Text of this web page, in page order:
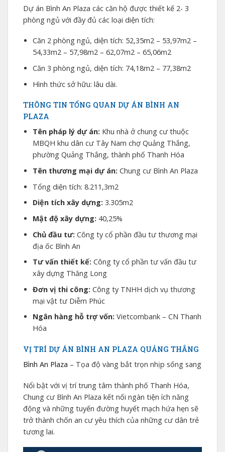
Dự án Bình An Plaza các căn hộ được thiết kế 2- 3
phòng ngủ với đầy đủ các loại diện tích:
Căn 2 phòng ngủ, diện tích: 52,35m2 – 53,97m2 –
54,33m2 – 57,98m2 – 62,07m2 – 65,06m2
Căn 3 phòng ngủ, diện tích: 74,18m2 – 77,38m2
Hình thức sở hữu: lâu dài.
THÔNG TIN TỔNG QUAN DỰ ÁN BÌNH AN
PLAZA
Tên pháp lý dự án: Khu nhà ở chung cư thuộc
MBQH khu dân cư Tây Nam chợ Quảng Thắng,
phường Quảng Thắng, thành phố Thanh Hóa
Tên thương mại dự án: Chung cư Bình An Plaza
Tổng diện tích: 8.211,3m2
Diện tích xây dựng: 3.305m2
Mật độ xây dựng: 40,25%
Chủ đầu tư: Công ty cổ phần đầu tư thương mại
địa ốc Bình An
Tư vấn thiết kế: Công ty cổ phần tư vấn đầu tư
xây dựng Thăng Long
Đơn vị thi công: Công ty TNHH dịch vụ thương
mại vật tư Diễm Phúc
Ngân hàng hỗ trợ vốn: Vietcombank – CN Thanh
Hóa
VỊ TRÍ DỰ ÁN BÌNH AN PLAZA QUẢNG THẮNG
Bình An Plaza – Tọa độ vàng bắt trọn nhịp sống sang
Nổi bật với vị trí trung tâm thành phố Thanh Hóa,
Chung cư Bình An Plaza kết nối ngàn tiện ích năng
động và những tuyến đường huyết mạch hứa hẹn sẽ
trở thành chốn an cư yêu thích của những cư dân trẻ
tương lai.